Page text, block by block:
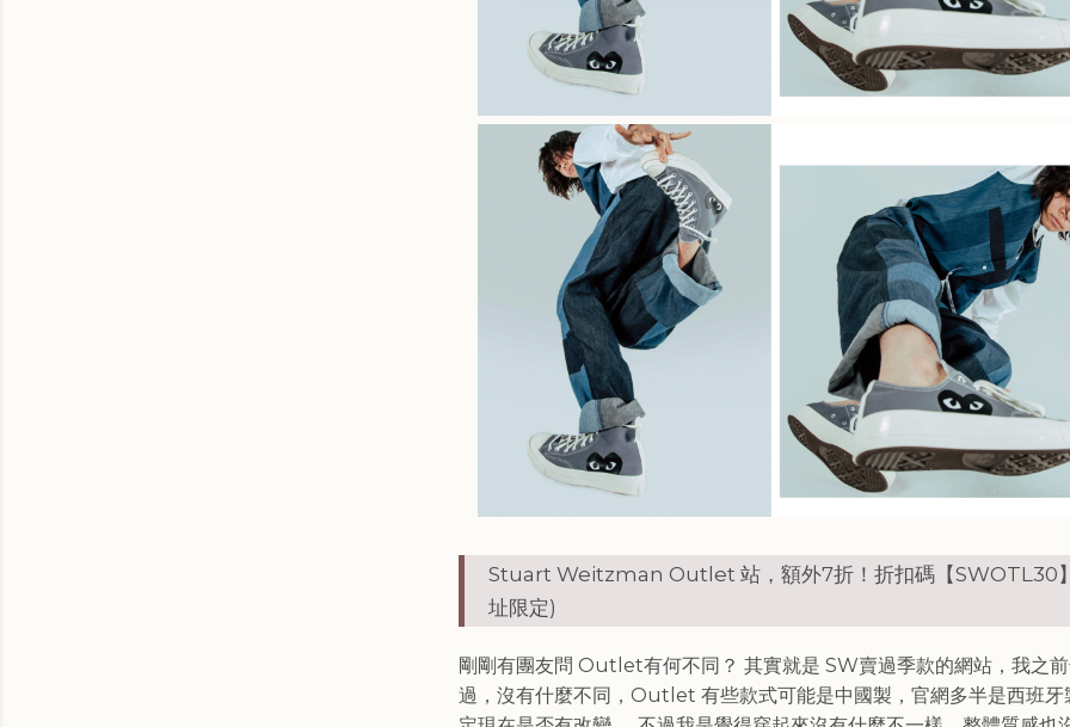
Stuart Weitzman Outlet 站，額外7折！折扣碼【SWOTL30
址限定)
剛剛有團友問 Outlet有何不同？ 其實就是 SW賣過季款的網站，我之
過，沒有什麼不同，Outlet 有些款式可能是中國製，官網多半是西班牙